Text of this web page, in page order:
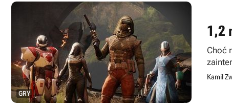
GRY
1,2
Choć
Kamil